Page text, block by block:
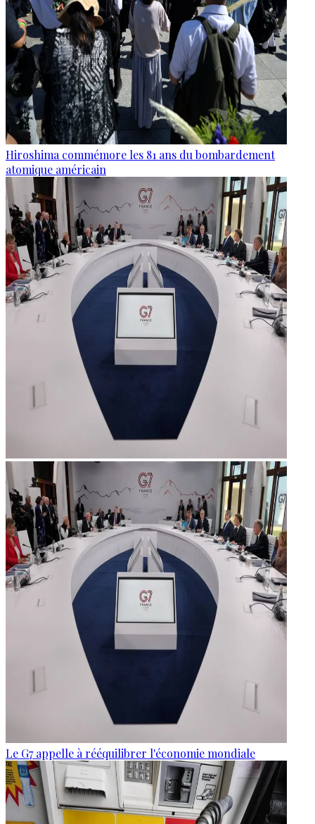
Hiroshima commémore les 81 ans du bombardement
atomique américain
Le G7 appelle à rééquilibrer l'économie mondiale